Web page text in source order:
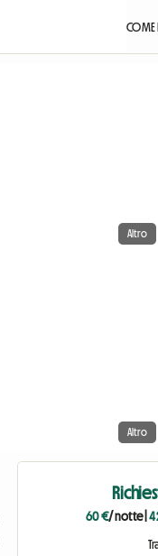
COME
Altro
Altro
60 €/ notte|